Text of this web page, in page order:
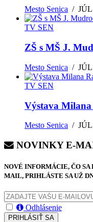
Mesto Senica /JÚL
TV SEN
ZŠ s MŠ J.
Mesto Senica /JÚL
TV SEN
Výstava
Mesto Senica /JÚL
NOVINKY E-
NOVÉ INFORMÁCIE, ČO SA
MAIL, PRIHLÁSTE SA UŽ
Odhlásenie
PRIHLÁSIŤ SA